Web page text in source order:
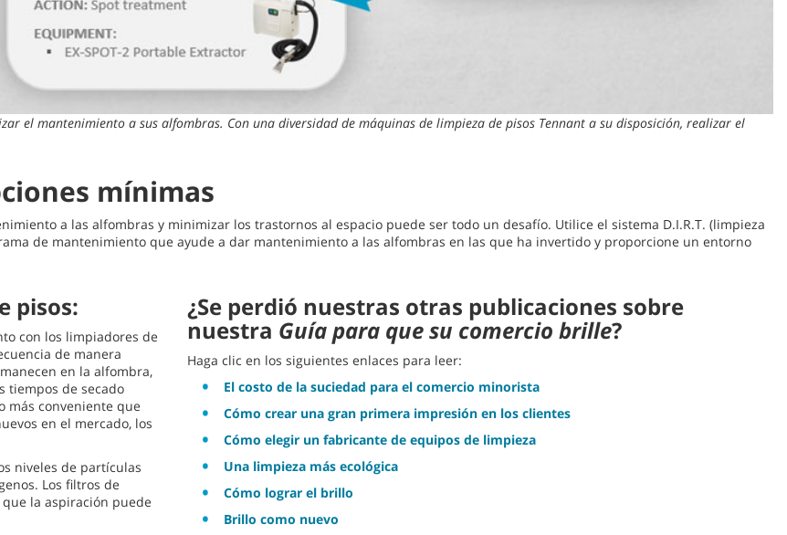
el mantenimiento a sus alfombras. Con una diversidad de máquinas de limpieza de pisos Tennant a su disposición, realizar el
mínimas
a las alfombras y minimizar los trastornos al espacio puede ser todo un desafío. Utilice el sistema D.I.R.T. (limpieza
de mantenimiento que ayude a dar mantenimiento a las alfombras en las que ha invertido y proporcione un entorno
pisos:
con los limpiadores de
de manera
en la alfombra,
tiempos de secado
más conveniente que
en el mercado, los
niveles de partículas
Los filtros de
la aspiración puede
¿Se perdió nuestras otras publicaciones sobre
nuestra Guía para que su comercio brille?
Haga clic en los siguientes enlaces para leer:
El costo de la suciedad para el comercio minorista
Cómo crear una gran primera impresión en los clientes
Cómo elegir un fabricante de equipos de limpieza
Una limpieza más ecológica
Cómo lograr el brillo
Brillo como nuevo